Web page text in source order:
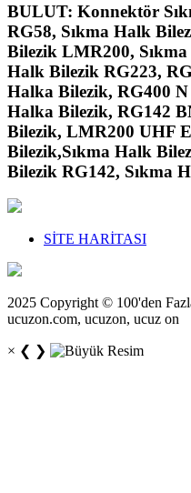
BULUT: Konnektör
RG58, Sıkma Halk
Bilezik LMR200,
Halk Bilezik RG223,
Halka Bilezik, RG400
Halka Bilezik, RG142
Bilezik, LMR200 UHF
Bilezik,Sıkma Halk
Bilezik RG142, Sıkma
SİTE HARİTASI
2025 Copyright © 100'den
ucuzon.com, ucuzon, ucuz on
× ❮ ❯